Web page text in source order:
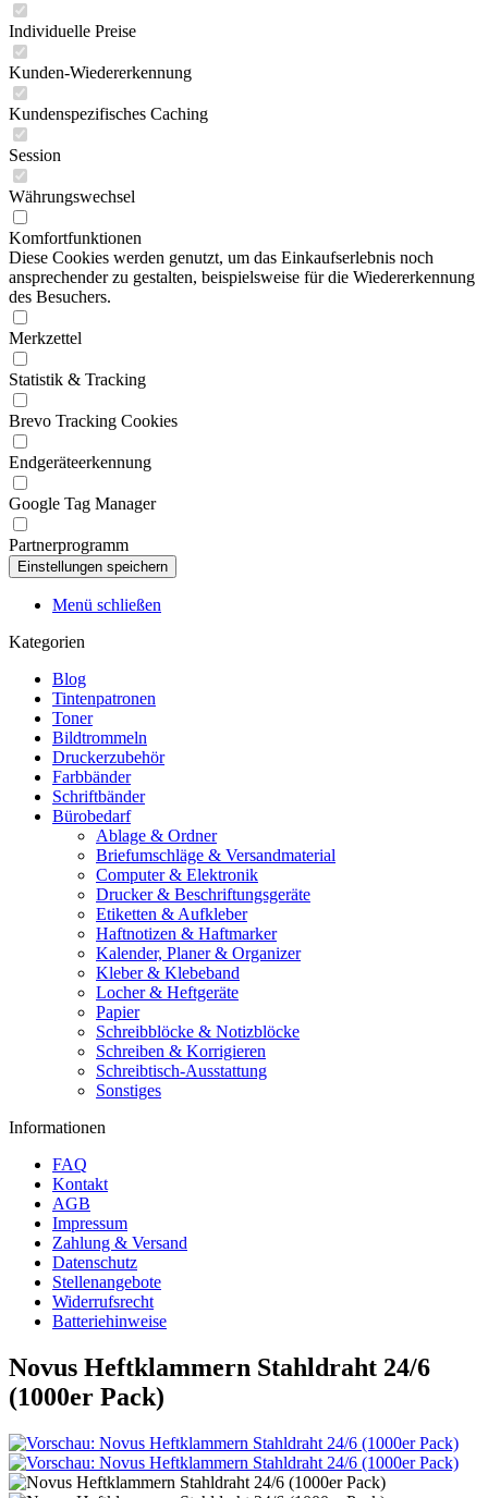
Individuelle Preise
Kunden-Wiedererkennung
Kundenspezifisches Caching
Session
Währungswechsel
Komfortfunktionen
Diese Cookies werden genutzt, um das Einkaufserlebnis noch
ansprechender zu gestalten, beispielsweise für die Wiedererkennung
des Besuchers.
Merkzettel
Statistik & Tracking
Brevo Tracking Cookies
Endgeräteerkennung
Google Tag Manager
Partnerprogramm
Menü schließen
Kategorien
Blog
Tintenpatronen
Toner
Bildtrommeln
Druckerzubehör
Farbbänder
Schriftbänder
Bürobedarf
Ablage & Ordner
Briefumschläge & Versandmaterial
Computer & Elektronik
Drucker & Beschriftungsgeräte
Etiketten & Aufkleber
Haftnotizen & Haftmarker
Kalender, Planer & Organizer
Kleber & Klebeband
Locher & Heftgeräte
Papier
Schreibblöcke & Notizblöcke
Schreiben & Korrigieren
Schreibtisch-Ausstattung
Sonstiges
Informationen
FAQ
Kontakt
AGB
Impressum
Zahlung & Versand
Datenschutz
Stellenangebote
Widerrufsrecht
Batteriehinweise
Novus Heftklammern Stahldraht 24/6
(1000er Pack)